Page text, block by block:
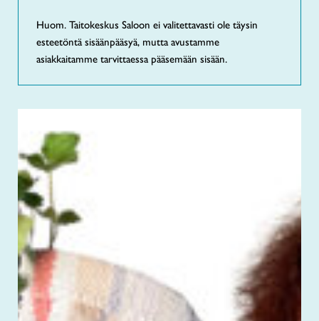
Huom. Taitokeskus Saloon ei valitettavasti ole täysin
esteetöntä sisäänpääsyä, mutta avustamme
asiakkaitamme tarvittaessa pääsemään sisään.